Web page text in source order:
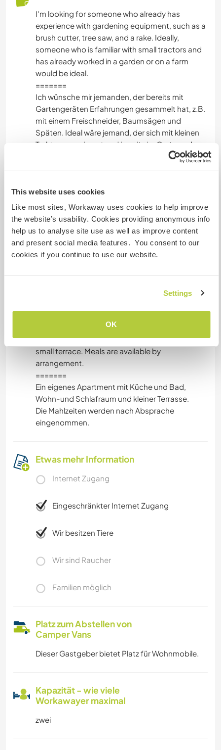
This website uses cookies
Like most sites, Workaway uses cookies to help improve
the website’s usability. Cookies providing anonymous info
help us to analyse site use as well as improve content
and present social media features. You consent to our
cookies if you continue to use our website.
Settings
OK
ARCHITEKTUR
TIERE
YOGA / WELLNESS
NATUR
I'm looking for someone who already has
experience with gardening equipment, such as a
brush cutter, tree saw, and a rake. Ideally,
someone who is familiar with small tractors and
has already worked in a garden or on a farm
would be ideal.
=======
Ich wünsche mir jemanden, der bereits mit
Gartengeräten Erfahrungen gesammelt hat, z.B.
mit einem Freischneider, Baumsägen und
Späten. Ideal wäre jemand, der sich mit kleinen
Traktoren auskennt und bereits im Garten oder
einem landwirtschaftlichen Betrieb gearbeitet
Gesprochene Sprachen
Deutsch: Fließend
Englisch: Fließend
Portugiesisch: Gute Kenntnisse
Spanisch: Grundkenntnisse
A private apartment with a kitchen and
bathroom, a living room and bedroom, and a
small terrace. Meals are available by
arrangement.
=======
Ein eigenes Apartment mit Küche und Bad,
Wohn-und Schlafraum und kleiner Terrasse.
Die Mahlzeiten werden nach Absprache
eingenommen.
Etwas mehr Information
Internet Zugang
Eingeschränkter Internet Zugang
Wir besitzen Tiere
Wir sind Raucher
Familien möglich
Platz zum Abstellen von
Camper Vans
Dieser Gastgeber bietet Platz für Wohnmobile.
Kapazität - wie viele
Workawayer maximal
zwei